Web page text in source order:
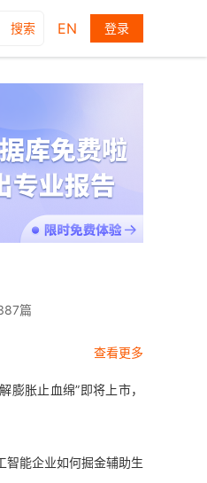
搜索 EN 登录
篇
查看更多
膨胀止血绵”即将上市，
智能企业如何掘金辅助生